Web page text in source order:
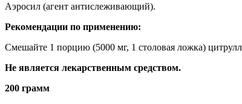
Аэросил (агент антислеживающий).
Рекомендации по применению:
Смешайте 1 порцию (5000 мг, 1 столовая ложка)
Не является лекарственным средством.
200 грамм